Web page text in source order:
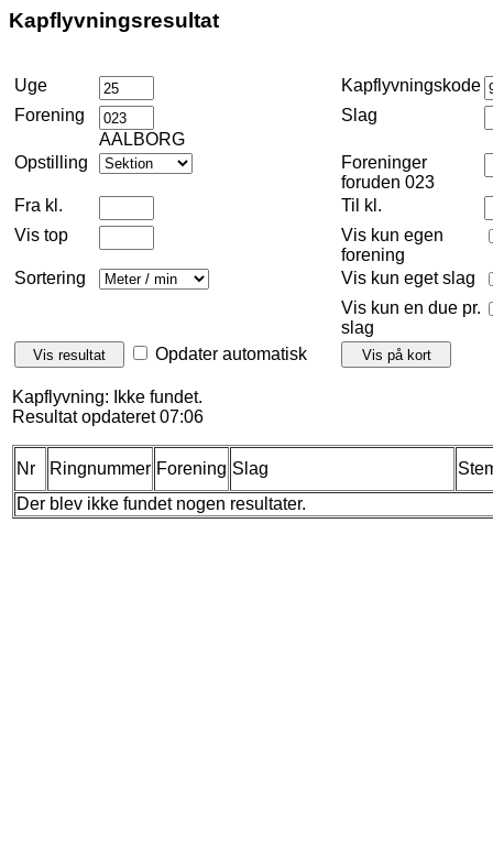
Kapflyvningsresultat
Uge
Kapflyvningskode
Forening
AALBORG
Slag
Opstilling
Foreninger
foruden 023
Fra kl.
Til kl.
Vis top
Vis kun egen
forening
Sortering
Vis kun eget slag
Vis kun en due pr.
slag
Opdater automatisk
Kapflyvning: Ikke fundet.
Resultat opdateret 07:06
Nr Ringnummer Forening Slag
Der blev ikke fundet nogen resultater.